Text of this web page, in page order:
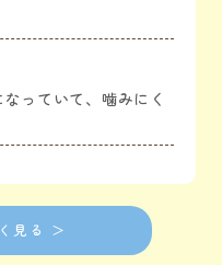
っていて、噛みにく
見る ＞